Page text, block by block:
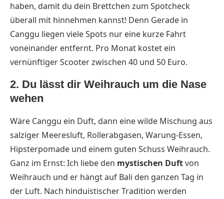
haben, damit du dein Brettchen zum Spotcheck
überall mit hinnehmen kannst! Denn Gerade in
Canggu liegen viele Spots nur eine kurze Fahrt
voneinander entfernt. Pro Monat kostet ein
vernünftiger Scooter zwischen 40 und 50 Euro.
2. Du lässt dir Weihrauch um die Nase
wehen
Wäre Canggu ein Duft, dann eine wilde Mischung aus
salziger Meeresluft, Rollerabgasen, Warung-Essen,
Hipsterpomade und einem guten Schuss Weihrauch.
Ganz im Ernst: Ich liebe den mystischen Duftvon
Weihrauch und er hängt auf Bali den ganzen Tag in
der Luft. Nach hinduistischer Tradition werden